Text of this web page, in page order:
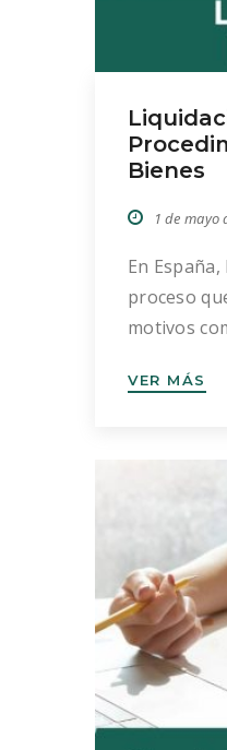
Bienes
1 de mayo
En
proceso
motivos
actividad,
VER MÁS